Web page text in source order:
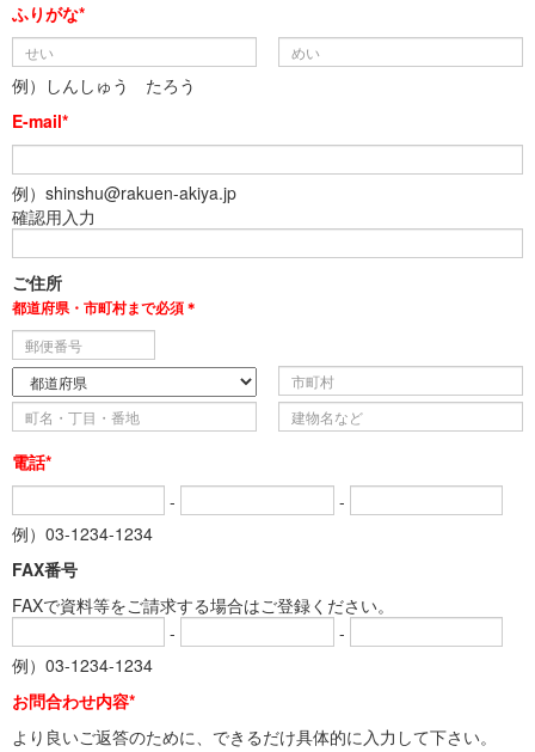
ふりがな*
例）しんしゅう たろう
E-mail*
例）shinshu@rakuen-akiya.jp
確認用入力
ご住所
都道府県・市町村まで必須＊
電話*
-
-
例）03-1234-1234
FAX番号
FAXで資料等をご請求する場合はご登録ください。
-
-
例）03-1234-1234
お問合わせ内容*
より良いご返答のために、できるだけ具体的に入力して下さい。